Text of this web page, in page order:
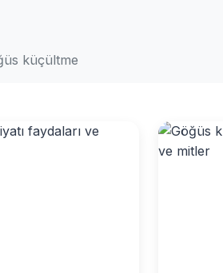
küçültme